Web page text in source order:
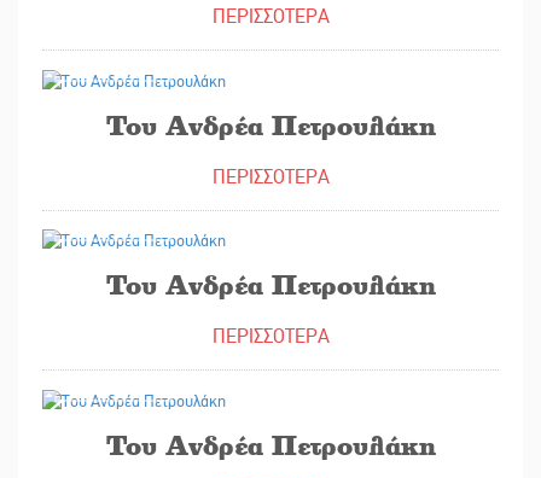
ΠΕΡΙΣΣΟΤΕΡΑ
Του Ανδρέα Πετρουλάκη
ΠΕΡΙΣΣΟΤΕΡΑ
Του Ανδρέα Πετρουλάκη
ΠΕΡΙΣΣΟΤΕΡΑ
Του Ανδρέα Πετρουλάκη